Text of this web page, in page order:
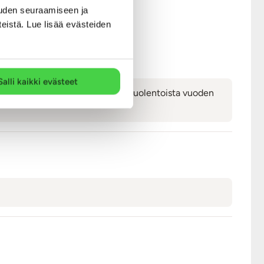
seuraamiseen ja
Lue lisää evästeiden
kaikki evästeet
100 ml
käyttöpäivä on noin puolentoista vuoden